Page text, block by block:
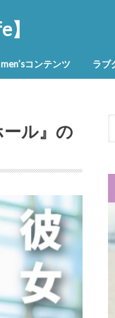
men’sコンテンツ ラブ
ル』の